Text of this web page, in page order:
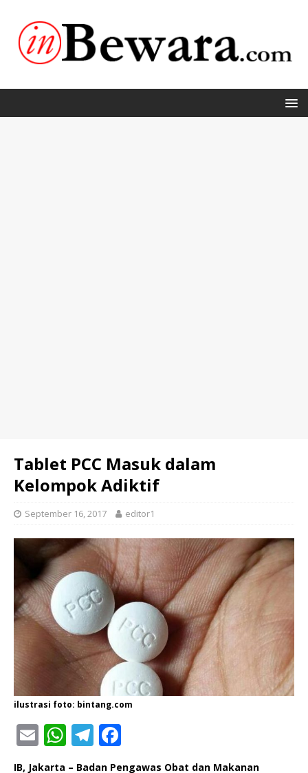
Tablet PCC Masuk dalam
Kelompok Adiktif
September 16, 2017 editor1
ilustrasi foto: bintang.com
E
m
W
h
T
el
IB, Jakarta – Badan Pengawas Obat dan Makanan